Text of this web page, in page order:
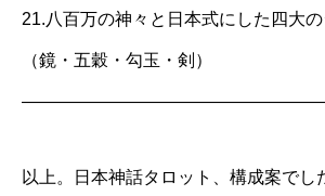
21.八百万の神々と日本式にした四大
（鏡・五穀・勾玉・
以上。日本神話タロット、構成案でし